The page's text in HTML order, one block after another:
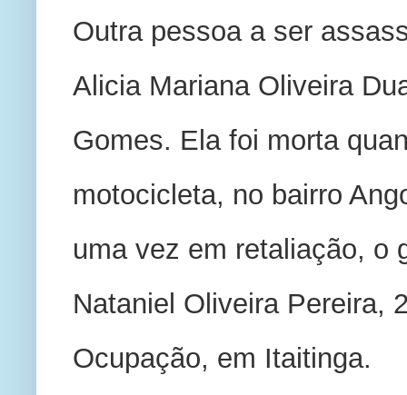
Outra pessoa a ser
Alicia Mariana Oliveira
Gomes. Ela foi morta
motocicleta, no bairro
uma vez em retaliação, o
Nataniel Oliveira Pereira,
Ocupação, em Itaitinga.